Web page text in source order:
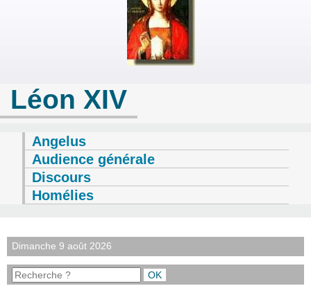
Léon XIV
Angelus
Audience générale
Discours
Homélies
Dimanche 9 août 2026